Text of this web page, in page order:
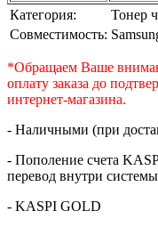
Категория:
Тонер
Совместимость:
*Обращаем Ваше
оплату заказа до
интернет-магазина.
- Наличными (при
- Пополение счета
перевод внутри
- KASPI GOLD